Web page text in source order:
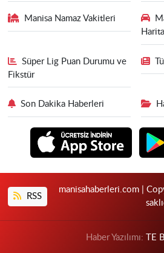
Manisa Namaz Vakitleri
Süper Lig Puan Durumu ve
Fikstür
Son Dakika Haberleri
RSS
manisahaberleri.com |
Haber Yazılımı: TE